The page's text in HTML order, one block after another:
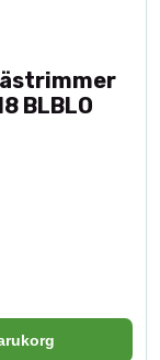
BLBLO